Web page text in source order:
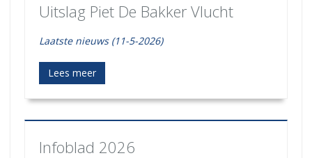
Uitslag Piet De Bakker Vlucht
Laatste nieuws (11-5-2026)
Lees meer
Infoblad 2026